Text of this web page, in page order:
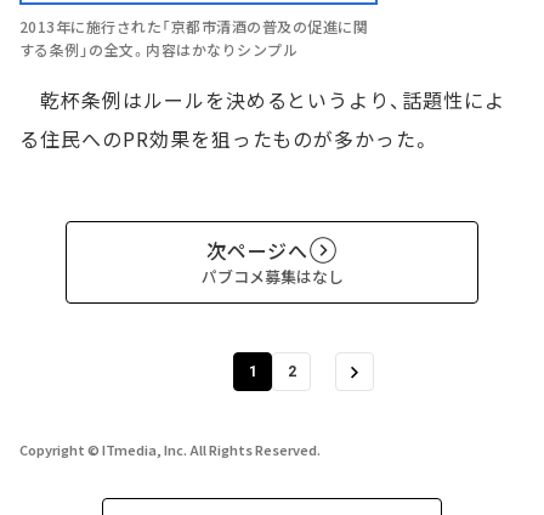
2013年に施行された「京都市清酒の普及の促進に関
する条例」の全文。内容はかなりシンプル
乾杯条例はルールを決めるというより、話題性によ
る住民へのPR効果を狙ったものが多かった。
次ページへ
パブコメ募集はなし
1 2
Copyright © ITmedia, Inc. All Rights Reserved.